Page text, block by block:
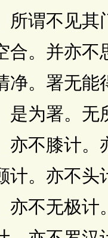
所谓不见
合。并亦
净。署无
是为署。
亦不膝计
计。亦不
亦不无极